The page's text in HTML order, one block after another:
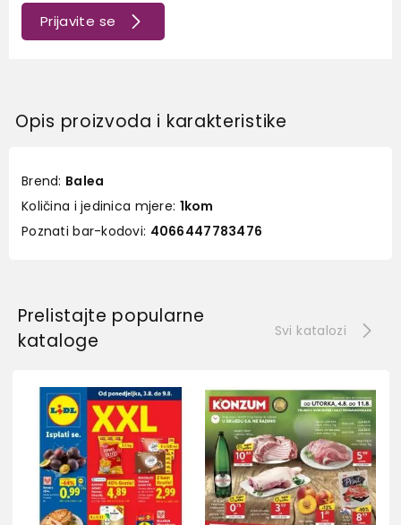
Prijavite se
Opis proizvoda i karakteristike
Brend: Balea
Količina i jedinica mjere: 1kom
Poznati bar-kodovi: 4066447783476
Prelistajte popularne
kataloge
Svi katalozi